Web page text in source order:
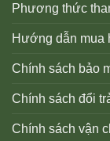
Phương thức
Hướng dẫn mua
Chính sách bảo
Chính sách đổi
Chính sách vận